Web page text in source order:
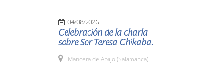
04/08/2026
Celebración de la charla
sobre Sor Teresa Chikaba.
Mancera de Abajo (Salamanca)